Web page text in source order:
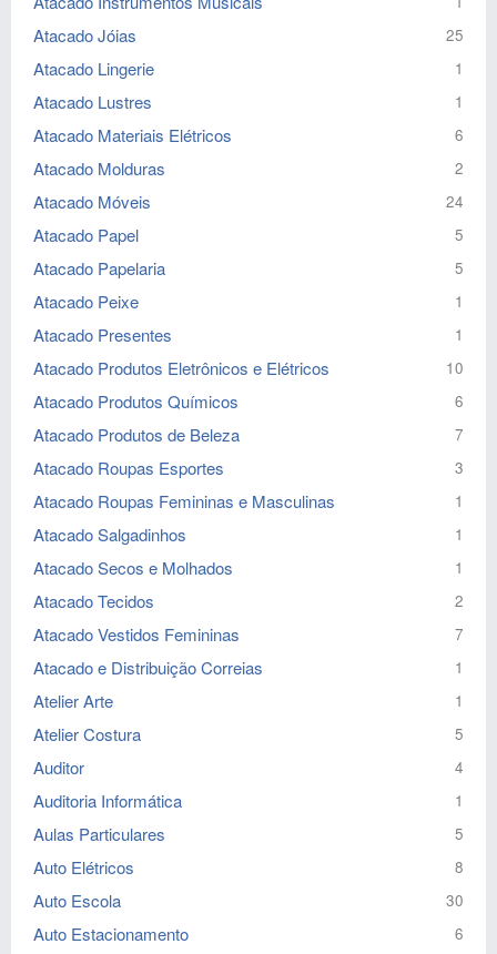
Atacado Jóias 25
Atacado Lingerie 1
Atacado Lustres 1
Atacado Materiais Elétricos 6
Atacado Molduras 2
Atacado Móveis 24
Atacado Papel 5
Atacado Papelaria 5
Atacado Peixe 1
Atacado Presentes 1
Atacado Produtos Eletrônicos e Elétricos 10
Atacado Produtos Químicos 6
Atacado Produtos de Beleza 7
Atacado Roupas Esportes 3
Atacado Roupas Femininas e Masculinas 1
Atacado Salgadinhos 1
Atacado Secos e Molhados 1
Atacado Tecidos 2
Atacado Vestidos Femininas 7
Atacado e Distribuição Correias 1
Atelier Arte 1
Atelier Costura 5
Auditor 4
Auditoria Informática 1
Aulas Particulares 5
Auto Elétricos 8
Auto Escola 30
Auto Estacionamento 6